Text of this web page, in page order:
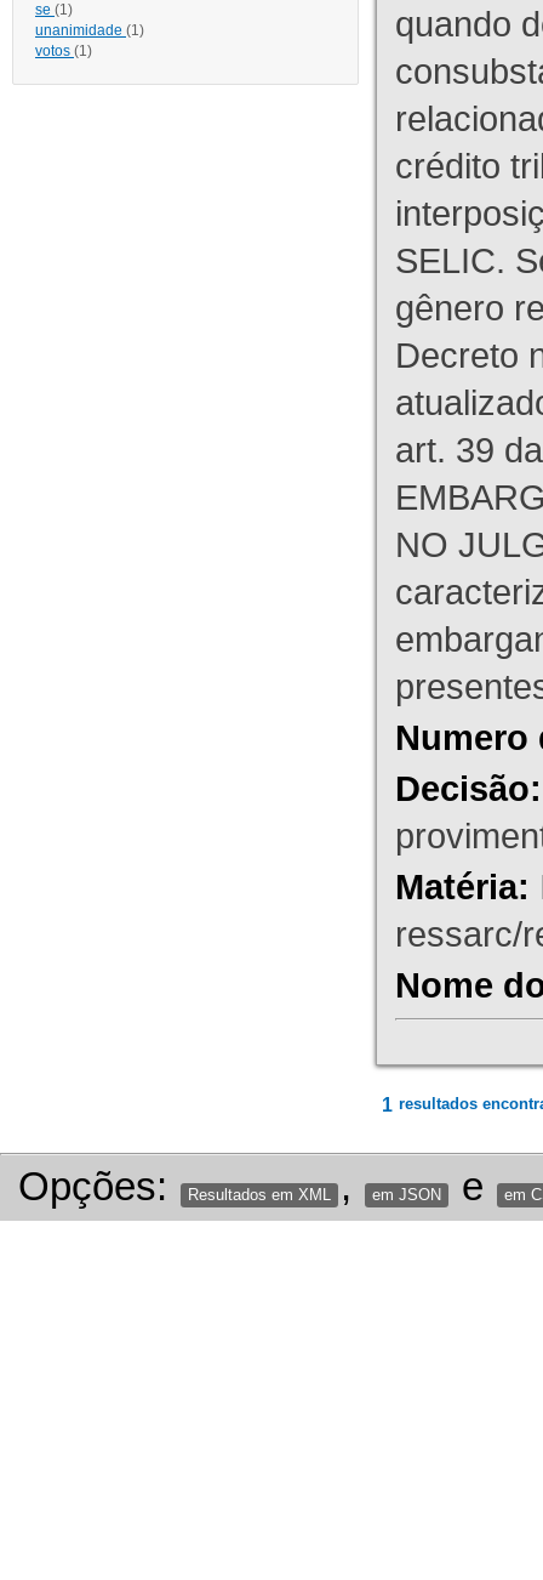
se (1)
unanimidade (1)
votos (1)
quando
crédito
SELIC.
gênero
Decreto
art. 39
NO
Numero
Decisão:
Matéria:
ressarc/
Nome
1 resultados
Opções: Resultados em XML , em JSON e em